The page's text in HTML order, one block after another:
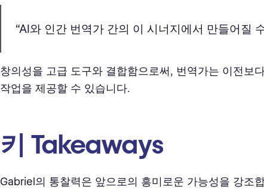
“AI와 인간 번역가 간의 이 시너지에서 만들어질
창의성을 고급 도구와 결합함으로써, 번역가는 이전보
작업을 제공할 수 있습니다.
키 Takeaways
Gabriel의 통찰력은 앞으로의 흥미로운 가능성을 강조